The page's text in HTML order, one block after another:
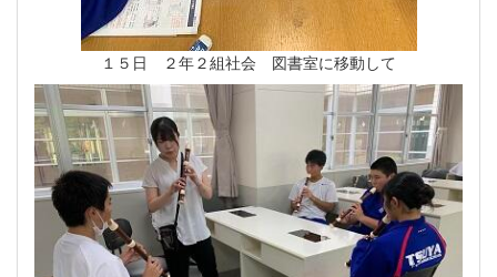
１５日 ２年２組社会 図書室に移動して